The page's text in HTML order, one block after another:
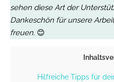
sehen diese Art der
Dankeschön für unsere
freuen. 😊
Hilfreiche Tipps für